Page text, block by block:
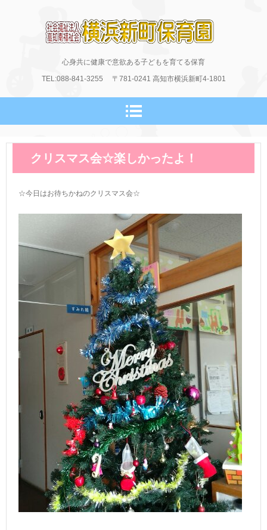
横浜新町保育園のホームページ
心身共に健康で意欲ある子どもを育てる保育
TEL:088-841-3255
〒781-0241 高知市横浜新町4-1801
クリスマス会☆楽しかったよ！
☆今日はお待ちかねのクリスマス会☆